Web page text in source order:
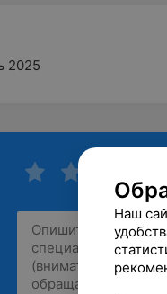
2025
Наш